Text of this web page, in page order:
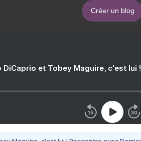
Créer un blog
DiCaprio et Tobey Maguire, c'est lui